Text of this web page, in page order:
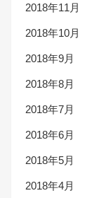
2018年11月
2018年10月
2018年9月
2018年8月
2018年7月
2018年6月
2018年5月
2018年4月